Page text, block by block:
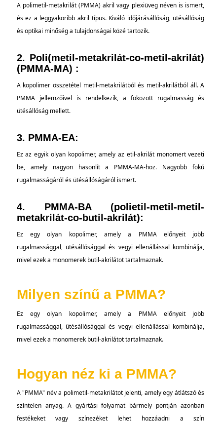
A polimetil-metakrilát (PMMA) akril vagy plexiüveg néven is ismert,
és ez a leggyakoribb akril típus. Kiváló időjárásállóság, ütésállóság
és optikai minőség a tulajdonságai közé tartozik.
2. Poli(metil-metakrilát-co-metil-akrilát)
(PMMA-MA) :
A kopolimer összetétel metil-metakrilátból és metil-akrilátból áll. A
PMMA jellemzőivel is rendelkezik, a fokozott rugalmasság és
ütésállóság mellett.
3. PMMA-EA:
Ez az egyik olyan kopolimer, amely az etil-akrilát monomert vezeti
be, amely nagyon hasonlít a PMMA-MA-hoz. Nagyobb fokú
rugalmasságáról és ütésállóságáról ismert.
4. PMMA-BA (polietil-metil-metil-
metakrilát-co-butil-akrilát):
Ez egy olyan kopolimer, amely a PMMA előnyeit jobb
rugalmassággal, ütésállósággal és vegyi ellenállással kombinálja,
mivel ezek a monomerek butil-akrilátot tartalmaznak.
Milyen színű a PMMA?
Ez egy olyan kopolimer, amely a PMMA előnyeit jobb
rugalmassággal, ütésállósággal és vegyi ellenállással kombinálja,
mivel ezek a monomerek butil-akrilátot tartalmaznak.
Hogyan néz ki a PMMA?
A "PMMA" név a polimetil-metakrilátot jelenti, amely egy átlátszó és
színtelen anyag. A gyártási folyamat bármely pontján azonban
festékeket vagy színezéket lehet hozzáadni a szín